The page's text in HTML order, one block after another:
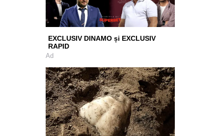
EXCLUSIV DINAMO și EXCLUSIV
RAPID
Ad